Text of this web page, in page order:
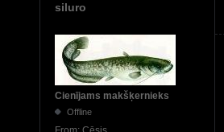
siluro
Cienījams makšķernieks
Offline